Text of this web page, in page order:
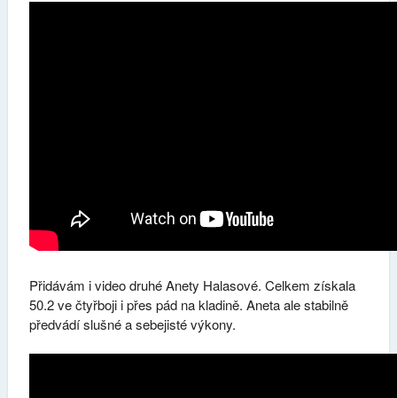
Přidávám i video druhé Anety Halasové. Celkem získala
50.2 ve čtyřboji i přes pád na kladině. Aneta ale stabilně
předvádí slušné a sebejisté výkony.